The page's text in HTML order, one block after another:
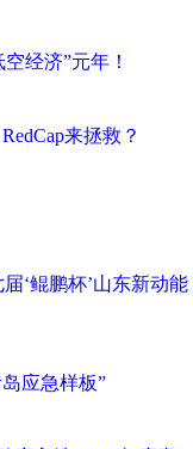
经济”元年！
来拯救？
‘鲲鹏杯’山东新动能
应急样板”